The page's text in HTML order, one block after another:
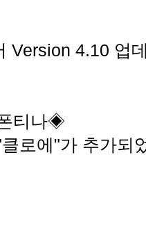
Version 4.10 업
티나◈
로에"가 추가되